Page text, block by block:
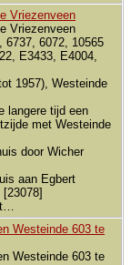
Vriezenveen
Vriezenveen
6737, 6072, 10565
E3433, E4004,
1957), Westeinde
langere tijd een
met Westeinde
door Wicher
aan Egbert
Westeinde 603 te
Westeinde 603 te